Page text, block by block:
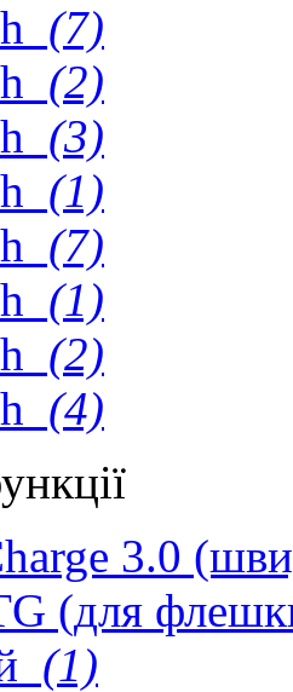
(7)
(2)
(3)
(1)
(7)
(1)
(2)
(4)
3.0
(для
(1)